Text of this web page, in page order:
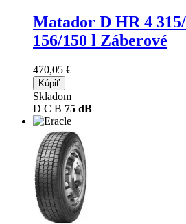
Matador D HR 4
156/150 l Záberové
470,05 €
Kúpiť
Skladom
D C B 75 dB